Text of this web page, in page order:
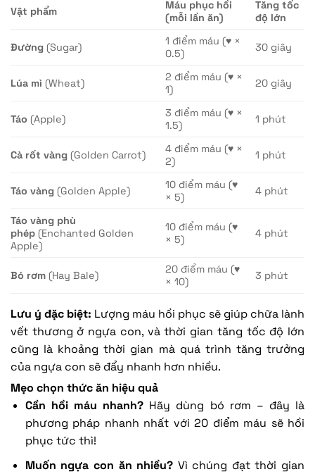
Vật phẩm
Máu phục hồi
(mỗi lần ăn)
Tăng tốc
độ lớn
Đường (Sugar)
1 điểm máu (♥ ×
0.5)
30 giây
Lúa mì (Wheat)
2 điểm máu (♥ ×
1)
20 giây
Táo (Apple)
3 điểm máu (♥ ×
1.5)
1 phút
Cà rốt vàng (Golden Carrot)
4 điểm máu (♥ ×
2)
1 phút
Táo vàng (Golden Apple)
10 điểm máu (♥
× 5)
4 phút
Táo vàng phù
phép (Enchanted Golden
Apple)
10 điểm máu (♥
× 5)
4 phút
Bó rơm (Hay Bale)
20 điểm máu (♥
× 10)
3 phút
Lưu ý đặc biệt: Lượng máu hồi phục sẽ giúp chữa lành
vết thương ở ngựa con, và thời gian tăng tốc độ lớn
cũng là khoảng thời gian mà quá trình tăng trưởng
của ngựa con sẽ đẩy nhanh hơn nhiều.
Mẹo chọn thức ăn hiệu quả
Cần hồi máu nhanh? Hãy dùng bó rơm – đây là
phương pháp nhanh nhất với 20 điểm máu sẽ hồi
phục tức thì!
Muốn ngựa con ăn nhiều? Vì chúng đạt thời gian